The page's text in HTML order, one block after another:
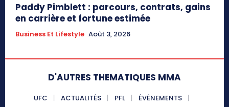
Paddy Pimblett : parcours, contrats, gains
en carrière et fortune estimée
Business Et Lifestyle Août 3, 2026
D'AUTRES THEMATIQUES MMA
UFC ACTUALITÉS PFL
ÉVÉNEMENTS